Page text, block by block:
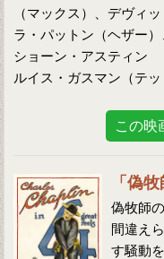
（マックス）、デヴィ
ラ・パットン（ヘザー
ショーン・アスティン
ルイス・ガスマン（テ
この映
「偽
偽牧師
間違え
す騒動